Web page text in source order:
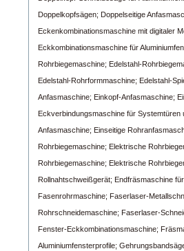
Doppelkopfsägen; Doppelseitige
Eckenkombinationsmaschine mit digitaler
Eckkombinationsmaschine für
Rohrbiegemaschine; Edelstahl-
Edelstahl-Rohrformmaschine; Edelstahl-
Anfasmaschine; Einkopf-Anfasmaschine;
Eckverbindungsmaschine für Systemtüren
Anfasmaschine; Einseitige
Rohrbiegemaschine; Elektrische
Rohrbiegemaschine; Elektrische
Rollnahtschweißgerät; Endfräsmaschine
Fasenrohrmaschine; Faserlaser-
Rohrschneidemaschine; Faserlaser-
Fenster-Eckkombinationsmaschine;
Aluminiumfensterprofile;